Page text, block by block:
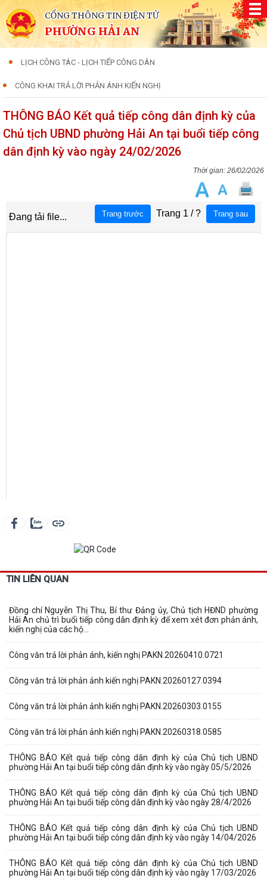
CỔNG THÔNG TIN ĐIỆN TỬ
PHƯỜNG HẢI AN
LỊCH CÔNG TÁC - LỊCH TIẾP CÔNG DÂN
CÔNG KHAI TRẢ LỜI PHẢN ÁNH KIẾN NGHỊ
THÔNG BÁO Kết quả tiếp công dân định kỳ của
Chủ tịch UBND phường Hải An tại buổi tiếp công
dân định kỳ vào ngày 24/02/2026
26/02/2026
TIN LIÊN QUAN
Đồng chí Nguyễn Thị Thu, Bí thư Đảng ủy, Chủ tịch HĐND phường
Hải An chủ trì buổi tiếp công dân định kỳ để xem xét đơn phản ánh,
kiến nghị của các hộ...
Công văn trả lời phản ánh, kiến nghị PAKN.20260410.0721
Công văn trả lời phản ảnh kiến nghị PAKN.20260127.0394
Công văn trả lời phản ảnh kiến nghị PAKN.20260303.0155
Công văn trả lời phản ảnh kiến nghị PAKN.20260318.0585
THÔNG BÁO Kết quả tiếp công dân định kỳ của Chủ tịch UBND
phường Hải An tại buổi tiếp công dân định kỳ vào ngày 05/5/2026
THÔNG BÁO Kết quả tiếp công dân định kỳ của Chủ tịch UBND
phường Hải An tại buổi tiếp công dân định kỳ vào ngày 28/4/2026
THÔNG BÁO Kết quả tiếp công dân định kỳ của Chủ tịch UBND
phường Hải An tại buổi tiếp công dân định kỳ vào ngày 14/04/2026
THÔNG BÁO Kết quả tiếp công dân định kỳ của Chủ tịch UBND
phường Hải An tại buổi tiếp công dân định kỳ vào ngày 17/03/2026